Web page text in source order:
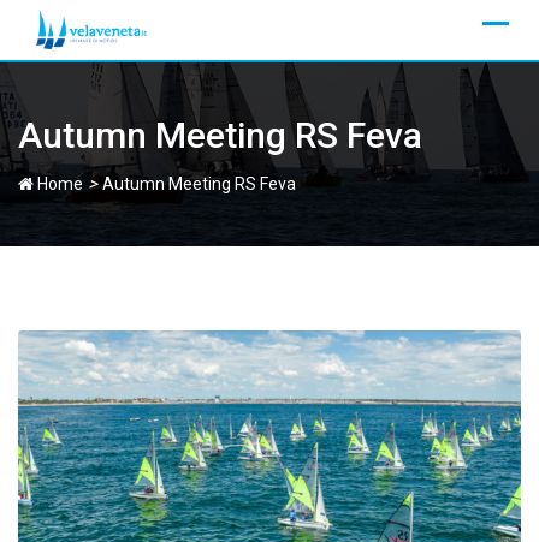
Autumn Meeting RS Feva
Home >Autumn Meeting RS Feva